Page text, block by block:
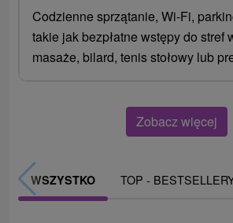
Codzienne sprzątanie, Wi-Fi,
takie jak bezpłatne wstępy do stref
masaże, bilard, tenis stołowy lub
Zobacz więcej
WSZYSTKO TOP -